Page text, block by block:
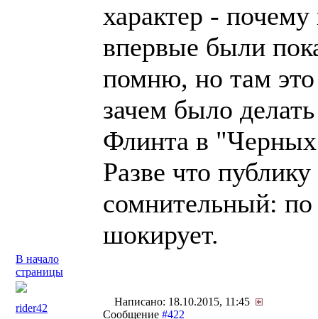
характер -
впервые были
помню, но там
зачем было
Флинта в "Черных
Разве что
сомнительный:
шокирует.
В начало
страницы
rider42
Написано: 18.10.2015, 11:45
Сообщение #422